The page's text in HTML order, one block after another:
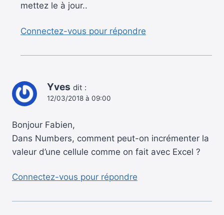
mettez le à jour..
Connectez-vous pour répondre
Yves dit :
12/03/2018 à 09:00
Bonjour Fabien,
Dans Numbers, comment peut-on incrémenter la
valeur d’une cellule comme on fait avec Excel ?
Connectez-vous pour répondre